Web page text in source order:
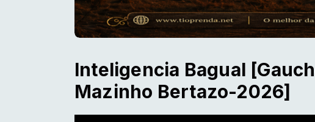
Inteligencia Bagual
Mazinho Bertazo-2026]